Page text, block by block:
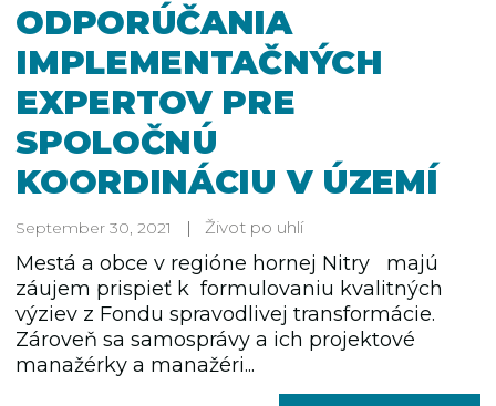
ODPORÚČANIA
IMPLEMENTAČNÝCH
EXPERTOV PRE
SPOLOČNÚ
KOORDINÁCIU V ÚZEMÍ
September 30, 2021 Život po uhlí
Mestá a obce v regióne hornej Nitry majú
záujem prispieť k formulovaniu kvalitných
výziev z Fondu spravodlivej transformácie.
Zároveň sa samosprávy a ich projektové
manažérky a manažéri...